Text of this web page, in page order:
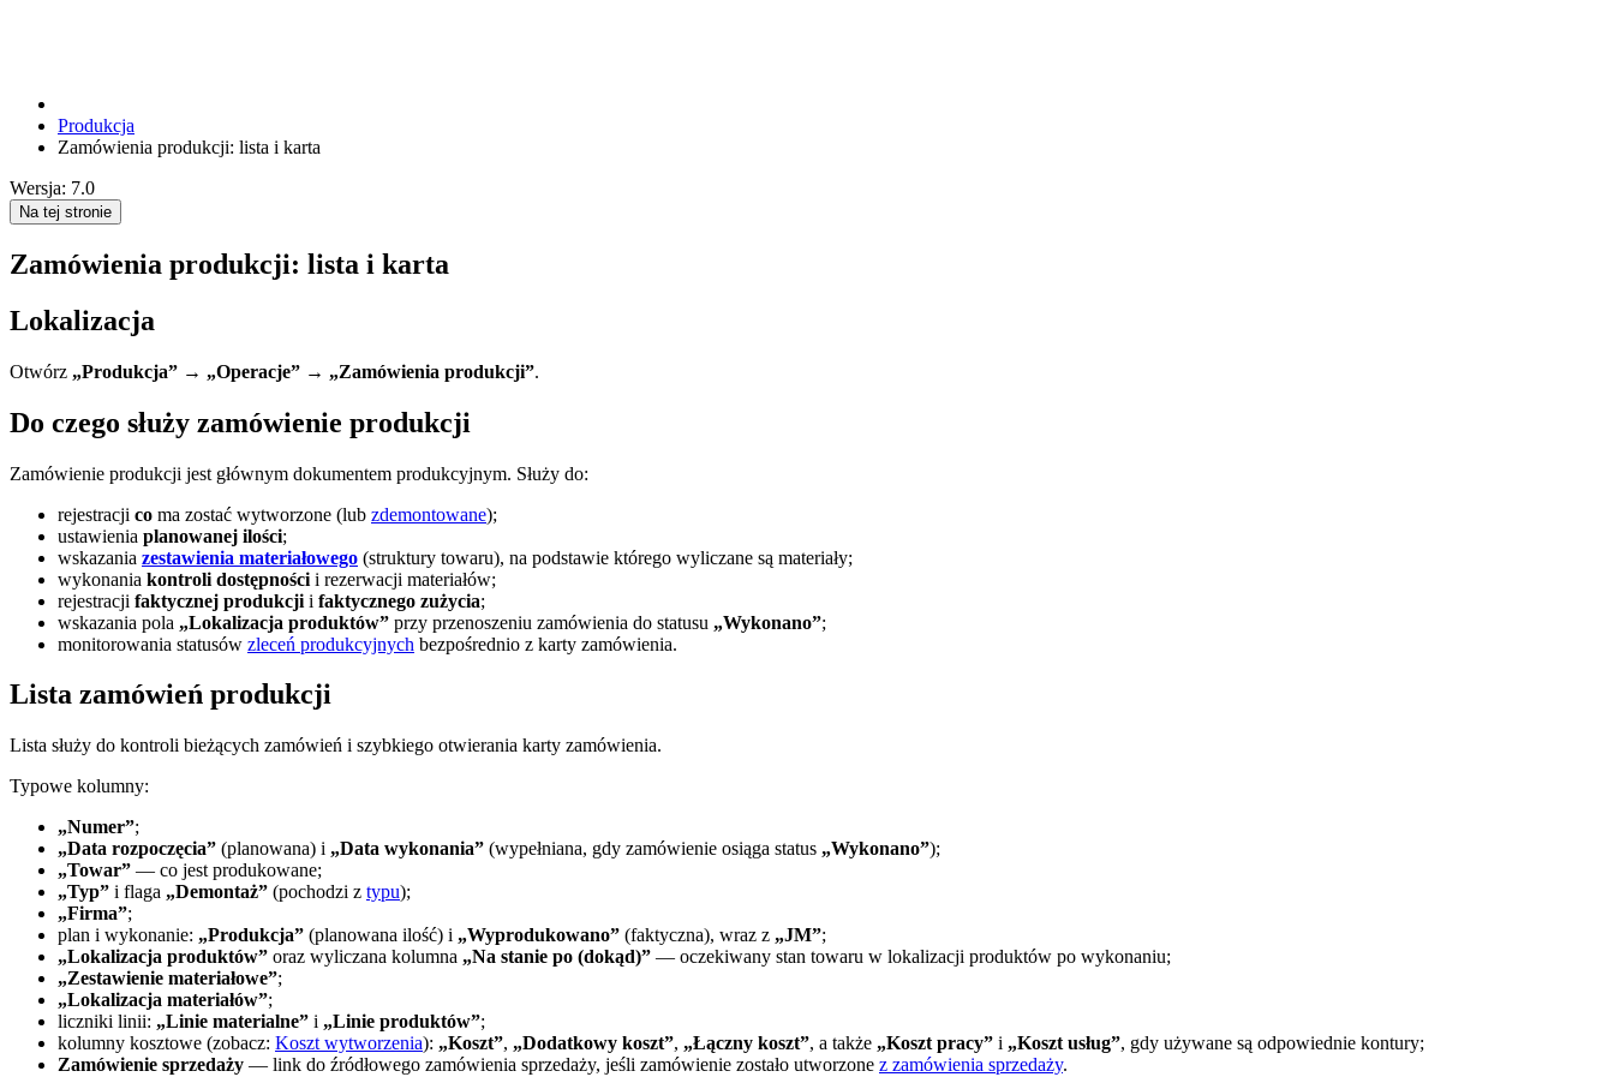
Produkcja
Zamówienia produkcji: lista i karta
Wersja: 7.0
Na tej stronie
Zamówienia produkcji: lista i karta
Lokalizacja
Otwórz „Produkcja” → „Operacje” → „Zamówienia produkcji”.
Do czego służy zamówienie produkcji
Zamówienie produkcji jest głównym dokumentem produkcyjnym. Służy do:
rejestracji co ma zostać wytworzone (lub zdemontowane);
ustawienia planowanej ilości;
wskazania zestawienia materiałowego (struktury towaru), na podstawie którego wyliczane są materiały;
wykonania kontroli dostępności i rezerwacji materiałów;
rejestracji faktycznej produkcji i faktycznego zużycia;
wskazania pola „Lokalizacja produktów” przy przenoszeniu zamówienia do statusu „Wykonano”;
monitorowania statusów zleceń produkcyjnych bezpośrednio z karty zamówienia.
Lista zamówień produkcji
Lista służy do kontroli bieżących zamówień i szybkiego otwierania karty zamówienia.
Typowe kolumny:
„Numer”;
„Data rozpoczęcia” (planowana) i „Data wykonania” (wypełniana, gdy zamówienie osiąga status „Wykonano”);
„Towar” — co jest produkowane;
„Typ” i flaga „Demontaż” (pochodzi z typu);
„Firma”;
plan i wykonanie: „Produkcja” (planowana ilość) i „Wyprodukowano” (faktyczna), wraz z „JM”;
„Lokalizacja produktów” oraz wyliczana kolumna „Na stanie po (dokąd)” — oczekiwany stan towaru w lokalizacji produktów po wykonaniu;
„Zestawienie materiałowe”;
„Lokalizacja materiałów”;
liczniki linii: „Linie materialne” i „Linie produktów”;
kolumny kosztowe (zobacz: Koszt wytworzenia): „Koszt”, „Dodatkowy koszt”, „Łączny koszt”, a także „Koszt pracy” i „Koszt usług”, gdy używane są odpowiednie kontury;
Zamówienie sprzedaży — link do źródłowego zamówienia sprzedaży, jeśli zamówienie zostało utworzone z zamówienia sprzedaży.